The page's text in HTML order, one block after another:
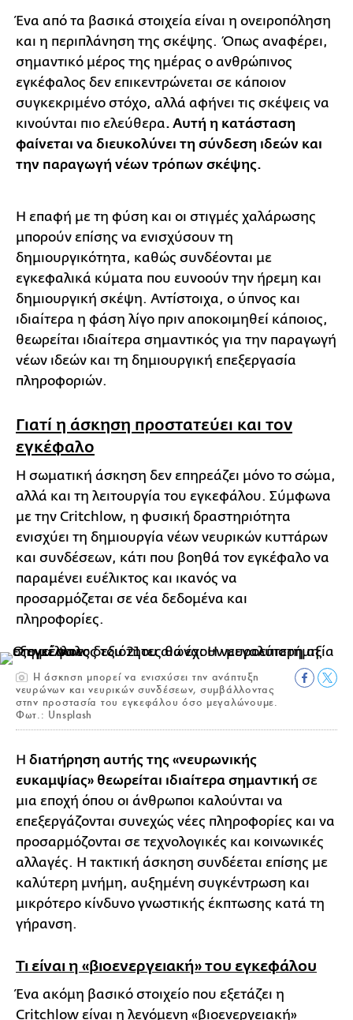
Ένα από τα βασικά στοιχεία είναι η ονειροπόληση
και η περιπλάνηση της σκέψης. Όπως αναφέρει,
σημαντικό μέρος της ημέρας ο ανθρώπινος
εγκέφαλος δεν επικεντρώνεται σε κάποιον
συγκεκριμένο στόχο, αλλά αφήνει τις σκέψεις να
κινούνται πιο ελεύθερα. Αυτή η κατάσταση
φαίνεται να διευκολύνει τη σύνδεση ιδεών και
την παραγωγή νέων τρόπων σκέψης.
Η επαφή με τη φύση και οι στιγμές χαλάρωσης
μπορούν επίσης να ενισχύσουν τη
δημιουργικότητα, καθώς συνδέονται με
εγκεφαλικά κύματα που ευνοούν την ήρεμη και
δημιουργική σκέψη. Αντίστοιχα, ο ύπνος και
ιδιαίτερα η φάση λίγο πριν αποκοιμηθεί κάποιος,
θεωρείται ιδιαίτερα σημαντικός για την παραγωγή
νέων ιδεών και τη δημιουργική επεξεργασία
πληροφοριών.
Γιατί η άσκηση προστατεύει και τον
εγκέφαλο
Η σωματική άσκηση δεν επηρεάζει μόνο το σώμα,
αλλά και τη λειτουργία του εγκεφάλου. Σύμφωνα
με την Critchlow, η φυσική δραστηριότητα
ενισχύει τη δημιουργία νέων νευρικών κυττάρων
και συνδέσεων, κάτι που βοηθά τον εγκέφαλο να
παραμένει ευέλικτος και ικανός να
προσαρμόζεται σε νέα δεδομένα και
πληροφορίες.
Η άσκηση μπορεί να ενισχύσει την ανάπτυξη
νευρώνων και νευρικών συνδέσεων, συμβάλλοντας
στην προστασία του εγκεφάλου όσο μεγαλώνουμε.
Φωτ.: Unsplash
Η διατήρηση αυτής της «νευρωνικής
ευκαμψίας» θεωρείται ιδιαίτερα σημαντική σε
μια εποχή όπου οι άνθρωποι καλούνται να
επεξεργάζονται συνεχώς νέες πληροφορίες και να
προσαρμόζονται σε τεχνολογικές και κοινωνικές
αλλαγές. Η τακτική άσκηση συνδέεται επίσης με
καλύτερη μνήμη, αυξημένη συγκέντρωση και
μικρότερο κίνδυνο γνωστικής έκπτωσης κατά τη
γήρανση.
Τι είναι η «βιοενεργειακή» του εγκεφάλου
Ένα ακόμη βασικό στοιχείο που εξετάζει η
Critchlow είναι η λεγόμενη «βιοενεργειακή»